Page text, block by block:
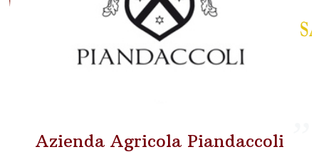
Azienda Agricola Piandaccoli